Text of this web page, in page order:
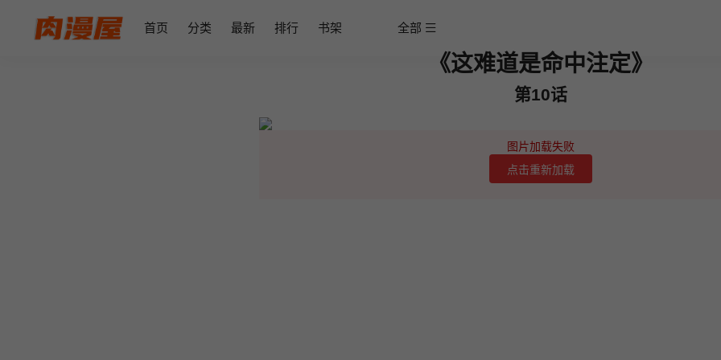
首页 分类 最新 排行 书架 全部
《这难道是命中注定》
第10话
图片加载失败
点击重新加载